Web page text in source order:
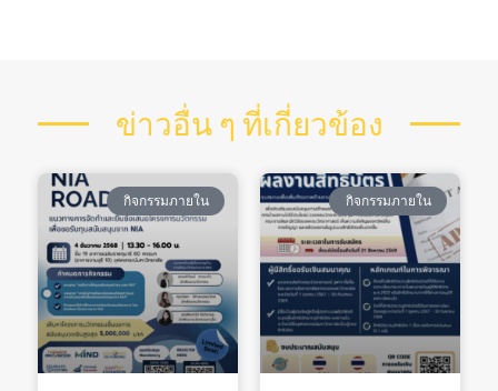
ข่าวอื่น ๆ ที่เกี่ยวข้อง
กิจกรรมภายใน กิจกรรมภายใน